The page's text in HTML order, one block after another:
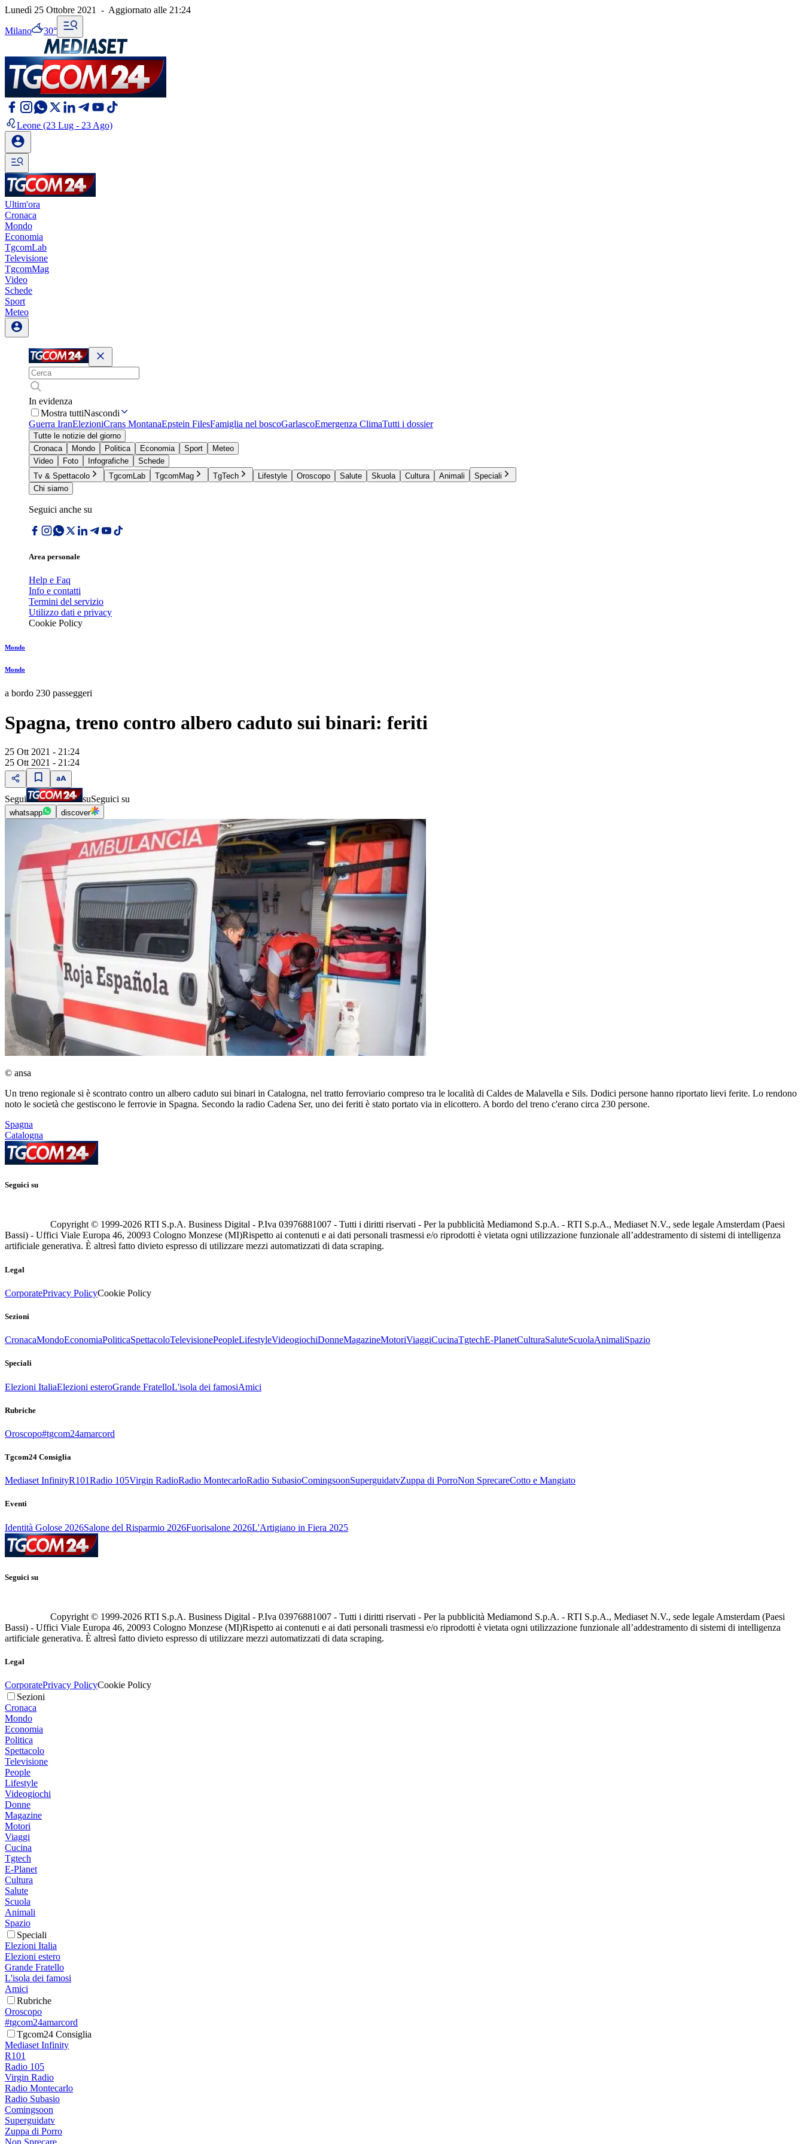
Lunedì 25 Ottobre 2021 - Aggiornato alle 21:24
Milano 30°
Leone (23 Lug - 23 Ago)
Ultim'ora
Cronaca
Mondo
Economia
TgcomLab
Televisione
TgcomMag
Video
Schede
Sport
Meteo
In evidenza
Mostra tuttiNascondi
Guerra IranElezioniCrans MontanaEpstein FilesFamiglia nel boscoGarlascoEmergenza ClimaTutti i dossier
Tutte le notizie del giorno
Cronaca
Mondo Politica Economia Sport
Meteo
Video
Foto Infografiche
Schede
Tv & Spettacolo
TgcomLab TgcomMag TgTech Lifestyle Oroscopo Salute Skuola Cultura Animali
Speciali
Chi siamo
Seguici anche su
Area personale
Help e Faq
Info e contatti
Termini del servizio
Utilizzo dati e privacy
Cookie Policy
Mondo
Mondo
a bordo 230 passeggeri
Spagna, treno contro albero caduto sui binari: feriti
25 Ott 2021 - 21:24
25 Ott 2021 - 21:24
Segui suSeguici su
whatsapp discover
© ansa
Un treno regionale si è scontrato contro un albero caduto sui binari in Catalogna, nel tratto ferroviario compreso tra le località di Caldes de Malavella e Sils. Dodici persone hanno riportato lievi ferite. Lo rendono
noto le società che gestiscono le ferrovie in Spagna. Secondo la radio Cadena Ser, uno dei feriti è stato portato via in elicottero. A bordo del treno c'erano circa 230 persone.
Spagna
Catalogna
Seguici su
Copyright © 1999-2026 RTI S.p.A. Business Digital - P.Iva 03976881007 - Tutti i diritti riservati - Per la pubblicità Mediamond S.p.A. - RTI S.p.A., Mediaset N.V., sede legale Amsterdam (Paesi
Bassi) - Uffici Viale Europa 46, 20093 Cologno Monzese (MI)Rispetto ai contenuti e ai dati personali trasmessi e/o riprodotti è vietata ogni utilizzazione funzionale all’addestramento di sistemi di intelligenza
artificiale generativa. È altresì fatto divieto espresso di utilizzare mezzi automatizzati di data scraping.
Legal
CorporatePrivacy PolicyCookie Policy
Sezioni
CronacaMondoEconomiaPoliticaSpettacoloTelevisionePeopleLifestyleVideogiochiDonneMagazineMotoriViaggiCucinaTgtechE-PlanetCulturaSaluteScuolaAnimaliSpazio
Speciali
Elezioni ItaliaElezioni esteroGrande FratelloL'isola dei famosiAmici
Rubriche
Oroscopo#tgcom24amarcord
Tgcom24 Consiglia
Mediaset InfinityR101Radio 105Virgin RadioRadio MontecarloRadio SubasioComingsoonSuperguidatvZuppa di PorroNon SprecareCotto e Mangiato
Eventi
Identità Golose 2026Salone del Risparmio 2026Fuorisalone 2026L'Artigiano in Fiera 2025
Seguici su
Copyright © 1999-2026 RTI S.p.A. Business Digital - P.Iva 03976881007 - Tutti i diritti riservati - Per la pubblicità Mediamond S.p.A. - RTI S.p.A., Mediaset N.V., sede legale Amsterdam (Paesi
Bassi) - Uffici Viale Europa 46, 20093 Cologno Monzese (MI)Rispetto ai contenuti e ai dati personali trasmessi e/o riprodotti è vietata ogni utilizzazione funzionale all’addestramento di sistemi di intelligenza
artificiale generativa. È altresì fatto divieto espresso di utilizzare mezzi automatizzati di data scraping.
Legal
CorporatePrivacy PolicyCookie Policy
Sezioni
Cronaca
Mondo
Economia
Politica
Spettacolo
Televisione
People
Lifestyle
Videogiochi
Donne
Magazine
Motori
Viaggi
Cucina
Tgtech
E-Planet
Cultura
Salute
Scuola
Animali
Spazio
Speciali
Elezioni Italia
Elezioni estero
Grande Fratello
L'isola dei famosi
Amici
Rubriche
Oroscopo
#tgcom24amarcord
Tgcom24 Consiglia
Mediaset Infinity
R101
Radio 105
Virgin Radio
Radio Montecarlo
Radio Subasio
Comingsoon
Superguidatv
Zuppa di Porro